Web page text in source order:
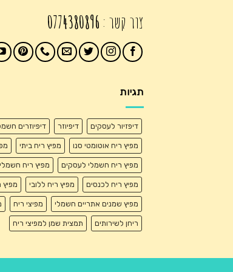
צור קשר : 0774380896
תגיות
דיפזיור לעסקים דיפיוזר דיפיוזרים
מפיץ ריח אוטומטי סנו מפיץ ריח ביתי
מפיץ ריח חשמלי לעסקים מפיץ ריח
מפיץ ריח לכנסים מפיץ ריח ללובי מפיץ
מפיץ שמנים אתריים חשמלי מפיצי ריח
ריחן לשירותים תמצית שמן למפיצי ריח